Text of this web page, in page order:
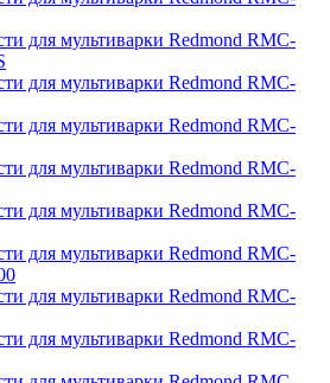
для мультиварки Redmond RMC-
для мультиварки Redmond RMC-
для мультиварки Redmond RMC-
для мультиварки Redmond RMC-
для мультиварки Redmond RMC-
для мультиварки Redmond RMC-
для мультиварки Redmond RMC-
для мультиварки Redmond RMC-